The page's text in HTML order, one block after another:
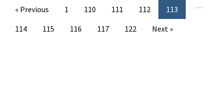
« Previous 1 ...
110 111 112
113
114
115 116 117
...
122
Next »